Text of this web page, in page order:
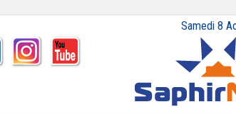
Samedi 8